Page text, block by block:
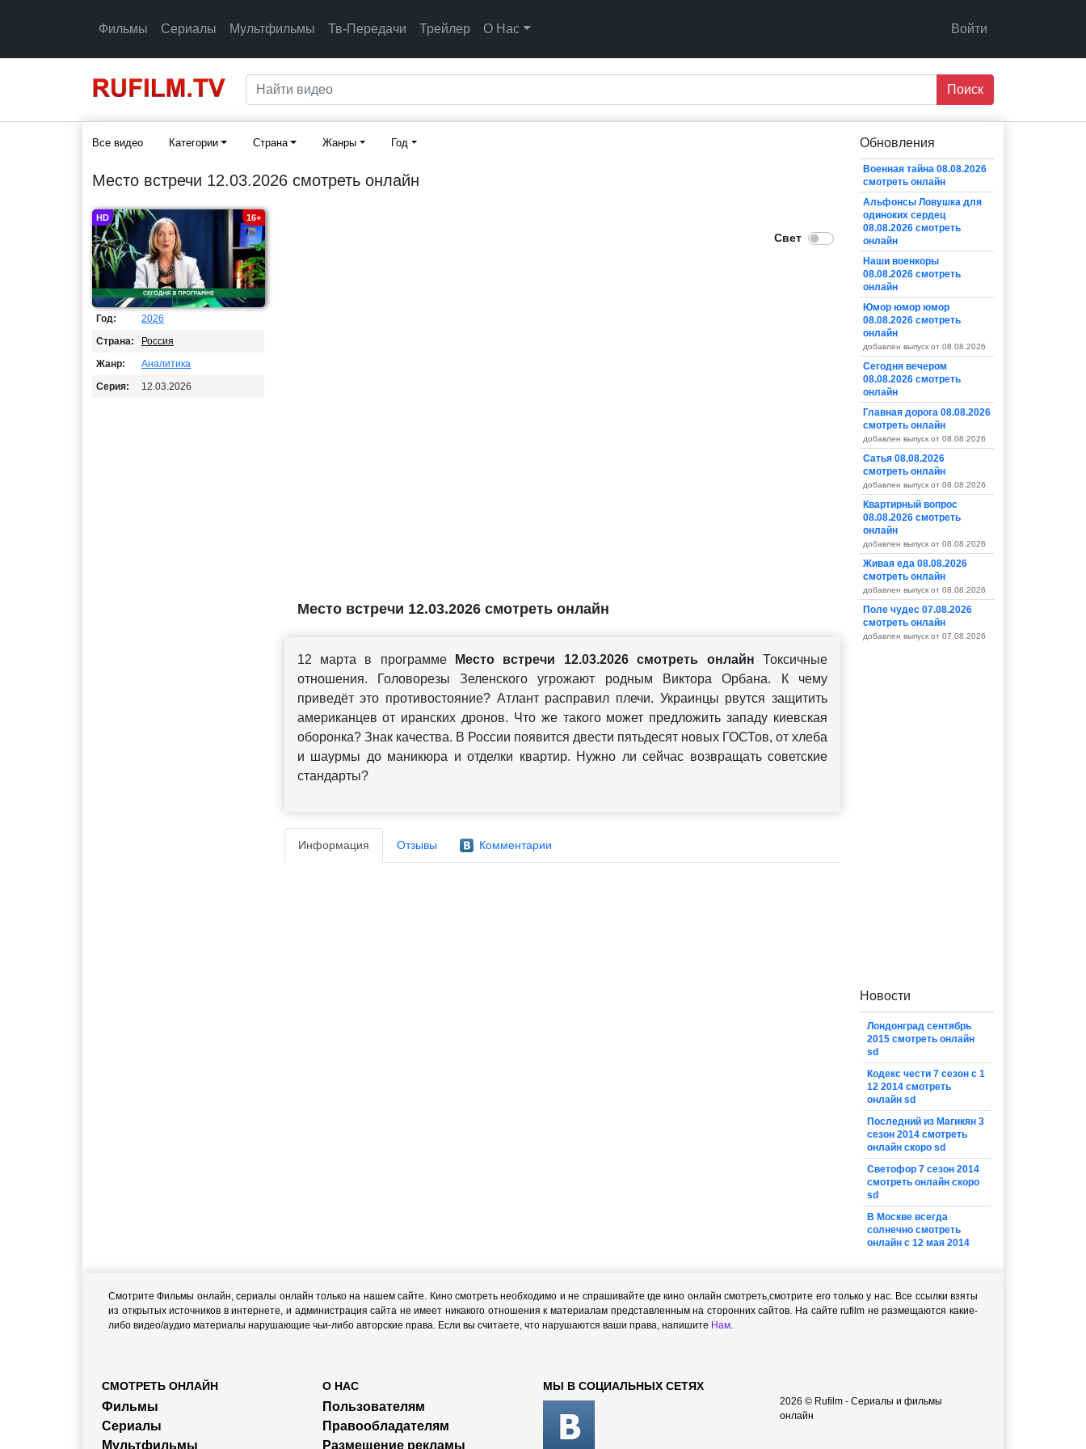
Фильмы Сериалы Мультфильмы Тв-Передачи Трейлер О Нас Войти
Поиск
Все видео Категории Страна Жанры Год
Место встречи 12.03.2026 смотреть онлайн
HD 16+
Год:
2026
Страна:
Россия
Жанр:
Аналитика
Серия:
12.03.2026
Место встречи 12.03.2026 смотреть онлайн
12 марта в программе Место встречи 12.03.2026 смотреть онлайн Токсичные
отношения. Головорезы Зеленского угрожают родным Виктора Орбана. К чему
приведёт это противостояние? Атлант расправил плечи. Украинцы рвутся защитить
американцев от иранских дронов. Что же такого может предложить западу киевская
оборонка? Знак качества. В России появится двести пятьдесят новых ГОСТов, от хлеба
и шаурмы до маникюра и отделки квартир. Нужно ли сейчас возвращать советские
стандарты?
Информация Отзывы Комментарии
Обновления
Военная тайна 08.08.2026
смотреть онлайн
Альфонсы Ловушка для
одиноких сердец
08.08.2026 смотреть
онлайн
Наши военкоры
08.08.2026 смотреть
онлайн
Юмор юмор юмор
08.08.2026 смотреть
онлайн
добавлен выпуск от 08.08.2026
Сегодня вечером
08.08.2026 смотреть
онлайн
Главная дорога 08.08.2026
смотреть онлайн
добавлен выпуск от 08.08.2026
Сатья 08.08.2026
смотреть онлайн
добавлен выпуск от 08.08.2026
Квартирный вопрос
08.08.2026 смотреть
онлайн
добавлен выпуск от 08.08.2026
Живая еда 08.08.2026
смотреть онлайн
добавлен выпуск от 08.08.2026
Поле чудес 07.08.2026
смотреть онлайн
добавлен выпуск от 07.08.2026
Новости
Лондонград сентябрь
2015 смотреть онлайн
sd
Кодекс чести 7 сезон с 1
12 2014 смотреть
онлайн sd
Последний из Магикян 3
сезон 2014 смотреть
онлайн скоро sd
Светофор 7 сезон 2014
смотреть онлайн скоро
sd
В Москве всегда
солнечно смотреть
онлайн с 12 мая 2014
Смотрите Фильмы онлайн, сериалы онлайн только на нашем сайте. Кино смотреть необходимо и не спрашивайте где кино онлайн смотреть,cмотрите его только у нас. Все ссылки взяты
из открытых источников в интернете, и администрация сайта не имеет никакого отношения к материалам представленным на сторонних сайтов. На сайте rufilm не размещаются какие-
либо видео/аудио материалы нарушающие чьи-либо авторские права. Если вы считаете, что нарушаются ваши права, напишите Нам.
СМОТРЕТЬ ОНЛАЙН
Фильмы
Сериалы
Мультфильмы
О НАС
Пользователям
Правообладателям
Размещение рекламы
МЫ В СОЦИАЛЬНЫХ СЕТЯХ
2026 © Rufilm - Сериалы и фильмы
онлайн